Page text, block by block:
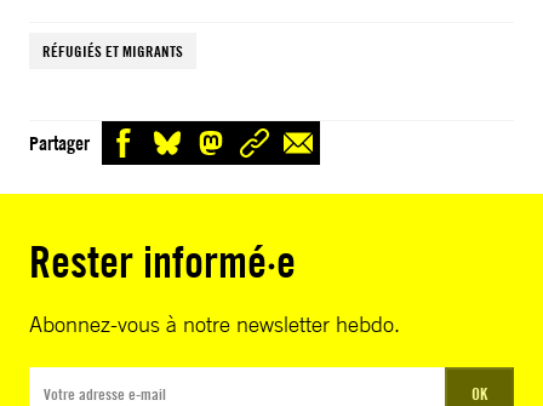
RÉFUGIÉS ET MIGRANTS
Partager
Rester informé·e
Abonnez-vous à notre newsletter hebdo.
OK